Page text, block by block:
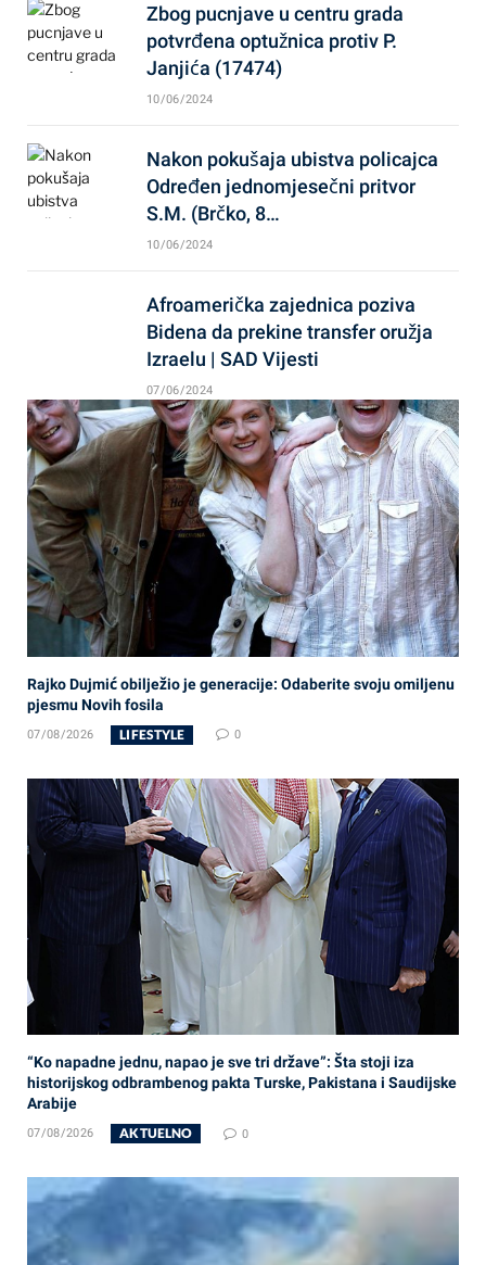
Zbog pucnjave u centru grada
potvrđena optužnica protiv P.
Janjića (17474)
10/06/2024
Nakon pokušaja ubistva policajca
Određen jednomjesečni pritvor
S.M. (Brčko, 8…
10/06/2024
Afroamerička zajednica poziva
Bidena da prekine transfer oružja
Izraelu | SAD Vijesti
07/06/2024
Rajko Dujmić obilježio je generacije: Odaberite svoju omiljenu
pjesmu Novih fosila
07/08/2026 LIFESTYLE 0
“Ko napadne jednu, napao je sve tri države”: Šta stoji iza
historijskog odbrambenog pakta Turske, Pakistana i Saudijske
Arabije
07/08/2026 AKTUELNO 0